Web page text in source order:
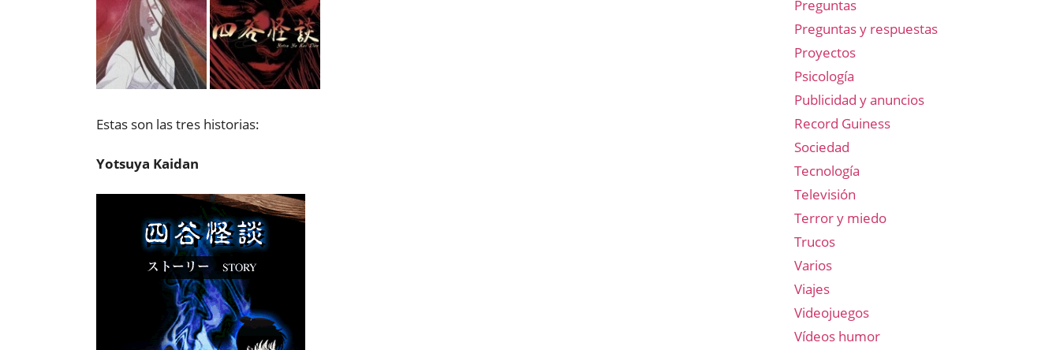
Estas son las tres historias:
Yotsuya Kaidan
Preguntas
Preguntas y respuestas
Proyectos
Psicología
Publicidad y anuncios
Record Guiness
Sociedad
Tecnología
Televisión
Terror y miedo
Trucos
Varios
Viajes
Videojuegos
Vídeos humor